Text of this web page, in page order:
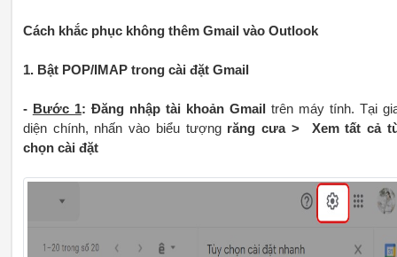
Cách khắc phục không thêm Gmail vào Outlook
1. Bật POP/IMAP trong cài đặt Gmail
- Bước 1: Đăng nhập tài khoản Gmail
trên máy tính. Tại
diện chính, nhấn vào biểu tượngrăng cưa > Xem tất cả
chọn cài đặt